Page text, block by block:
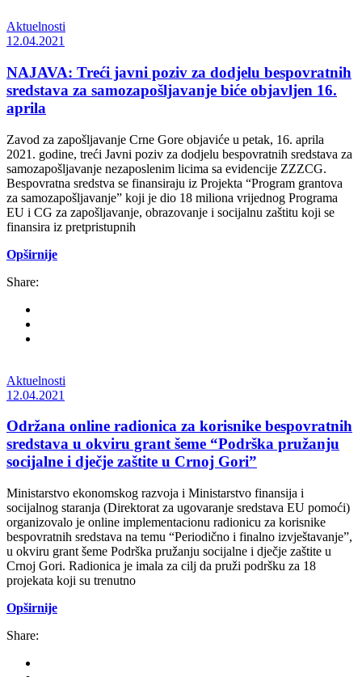
Aktuelnosti
12.04.2021
NAJAVA: Treći javni poziv za dodjelu bespovratnih
sredstava za samozapošljavanje biće objavljen 16.
aprila
Zavod za zapošljavanje Crne Gore objaviće u petak, 16. aprila
2021. godine, treći Javni poziv za dodjelu bespovratnih sredstava za
samozapošljavanje nezaposlenim licima sa evidencije ZZZCG.
Bespovratna sredstva se finansiraju iz Projekta “Program grantova
za samozapošljavanje” koji je dio 18 miliona vrijednog Programa
EU i CG za zapošljavanje, obrazovanje i socijalnu zaštitu koji se
finansira iz pretpristupnih
Opširnije
Share:
Aktuelnosti
12.04.2021
Održana online radionica za korisnike bespovratnih
sredstava u okviru grant šeme “Podrška pružanju
socijalne i dječje zaštite u Crnoj Gori”
Ministarstvo ekonomskog razvoja i Ministarstvo finansija i
socijalnog staranja (Direktorat za ugovaranje sredstava EU pomoći)
organizovalo je online implementacionu radionicu za korisnike
bespovratnih sredstava na temu “Periodično i finalno izvještavanje”,
u okviru grant šeme Podrška pružanju socijalne i dječje zaštite u
Crnoj Gori. Radionica je imala za cilj da pruži podršku za 18
projekata koji su trenutno
Opširnije
Share: